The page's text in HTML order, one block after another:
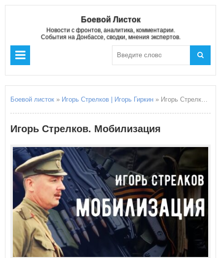
Боевой Листок
Новости с фронтов, аналитика, комментарии.
События на Донбассе, сводки, мнения экспертов.
Боевой листок » Игорь Стрелков | Игорь Гиркин » Игорь Стрелков. Мобилизация
Игорь Стрелков. Мобилизация